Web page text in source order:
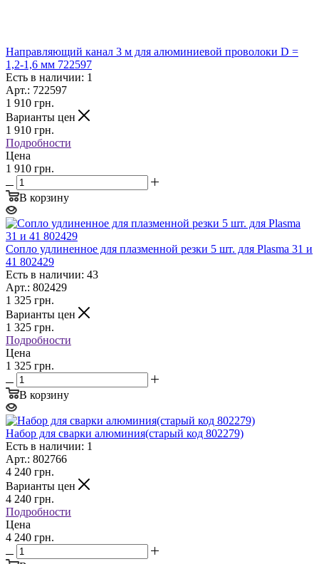
Направляющий канал 3 м для алюминиевой проволоки D =
1,2-1,6 мм 722597
Есть в наличии: 1
Арт.: 722597
1 910 грн.
Варианты цен
1 910 грн.
Подробности
Цена
1 910 грн.
В корзину
Сопло удлиненное для плазменной резки 5 шт. для Plasma 31 и
41 802429
Есть в наличии: 43
Арт.: 802429
1 325 грн.
Варианты цен
1 325 грн.
Подробности
Цена
1 325 грн.
В корзину
Набор для сварки алюминия(старый код 802279)
Есть в наличии: 1
Арт.: 802766
4 240 грн.
Варианты цен
4 240 грн.
Подробности
Цена
4 240 грн.